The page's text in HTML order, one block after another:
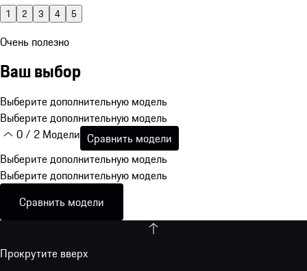
1 2 3 4 5
Очень полезно
Ваш выбор
Выберите дополнительную модель
Выберите дополнительную модель
0 / 2 Модели Сравнить модели
Выберите дополнительную модель
Выберите дополнительную модель
Сравнить модели